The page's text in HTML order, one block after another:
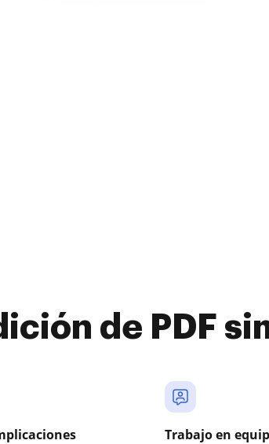
de PDF
Trabajo en